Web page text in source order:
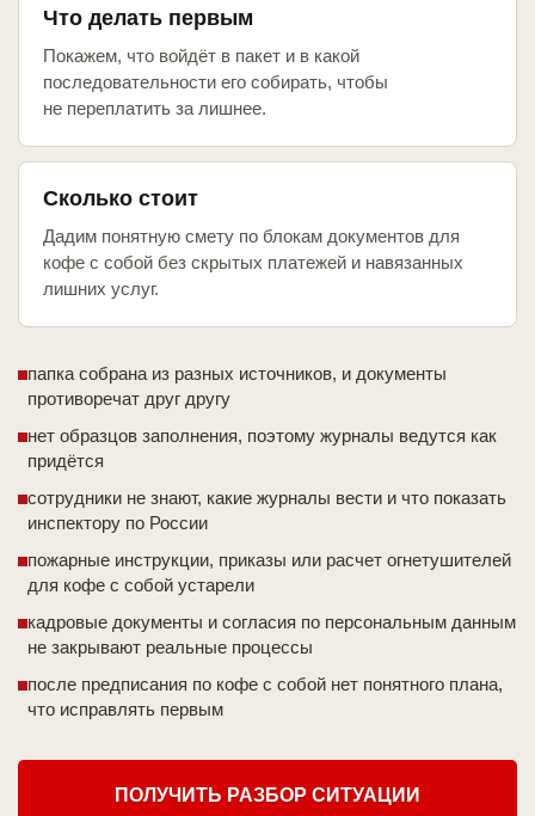
Что делать первым
Покажем, что войдёт в пакет и в какой
последовательности его собирать, чтобы
не переплатить за лишнее.
Сколько стоит
Дадим понятную смету по блокам документов для
кофе с собой без скрытых платежей и навязанных
лишних услуг.
папка собрана из разных источников, и документы
противоречат друг другу
нет образцов заполнения, поэтому журналы ведутся как
придётся
сотрудники не знают, какие журналы вести и что показать
инспектору по России
пожарные инструкции, приказы или расчет огнетушителей
для кофе с собой устарели
кадровые документы и согласия по персональным данным
не закрывают реальные процессы
после предписания по кофе с собой нет понятного плана,
что исправлять первым
ПОЛУЧИТЬ РАЗБОР СИТУАЦИИ